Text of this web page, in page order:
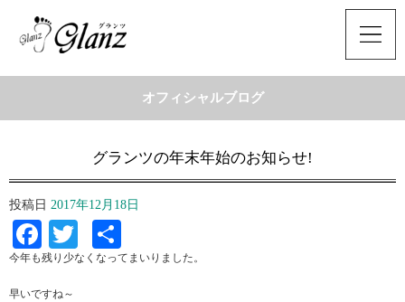
オフィシャルブログ
グランツの年末年始のお知らせ!
投稿日 2017年12月18日
Facebook
Twitter
有
今年も残り少なくなってまいりました。
早いですね～